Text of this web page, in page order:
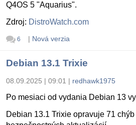
Q4OS 5 "Aquarius".
Zdroj: DistroWatch.com
6 | Nová verzia
Debian 13.1 Trixie
08.09.2025 | 09:01 | redhawk1975
Po mesiaci od vydania Debian 13
Debian 13.1 Trixie opravuje 71